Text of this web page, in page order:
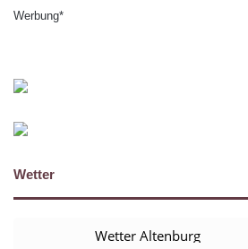
Werbung*
Wetter
Wetter Altenburg